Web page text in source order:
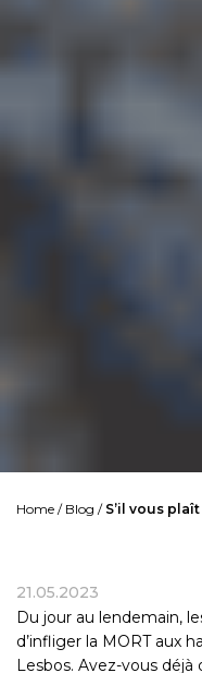
Home / Blog / S’il vous
21.05.2023
Du jour au lendemain,
d’infliger la MORT aux
Lesbos. Avez-vous déjà